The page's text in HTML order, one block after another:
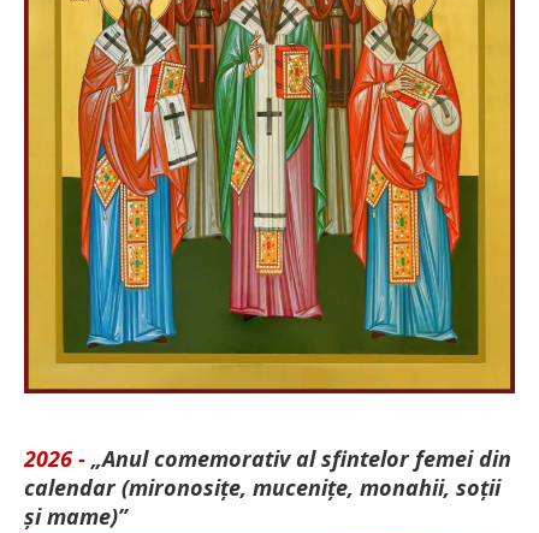
2026 - „Anul comemorativ al sfintelor femei din
calendar (mironosițe, mu­cenițe, monahii, soții
și mame)”